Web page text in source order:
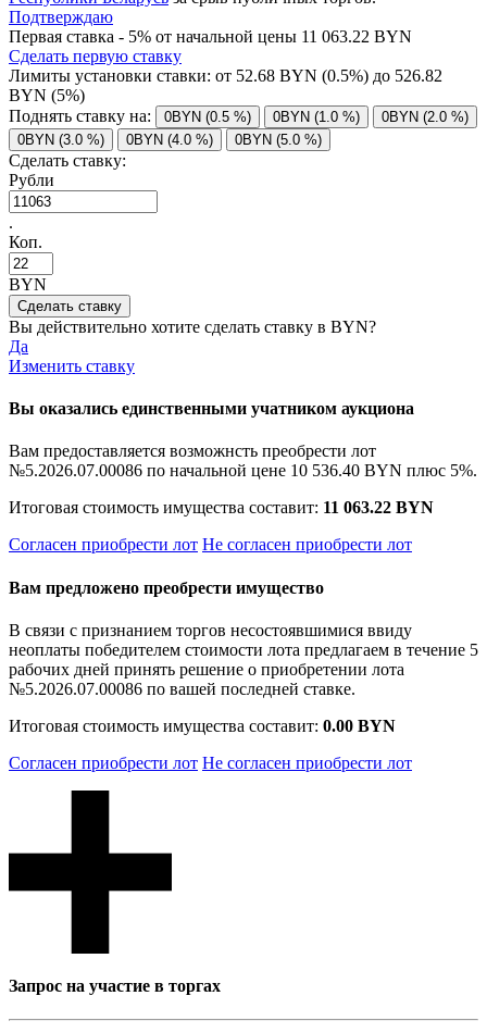
Подтверждаю
Первая ставка - 5% от начальной цены 11 063.22 BYN
Сделать первую ставку
Лимиты установки ставки: от 52.68 BYN (0.5%) до 526.82
BYN (5%)
Поднять ставку на:
0BYN (0.5 %) 0BYN (1.0 %)
0BYN (2.0 %)
0BYN (3.0 %)
0BYN (4.0 %) 0BYN (5.0 %)
Сделать ставку:
Рубли
.
Коп.
BYN
Вы действительно хотите сделать ставку в BYN?
Да
Изменить ставку
Вы оказались единственными учатником аукциона
Вам предоставляется возможнсть преобрести лот
№5.2026.07.00086 по начальной цене 10 536.40 BYN плюс 5%.
Итоговая стоимость имущества составит: 11 063.22 BYN
Согласен приобрести лот Не согласен приобрести лот
Вам предложено преобрести имущество
В связи с признанием торгов несостоявшимися ввиду
неоплаты победителем стоимости лота предлагаем в течение 5
рабочих дней принять решение о приобретении лота
№5.2026.07.00086 по вашей последней ставке.
Итоговая стоимость имущества составит: 0.00 BYN
Согласен приобрести лот Не согласен приобрести лот
Запрос на участие в торгах